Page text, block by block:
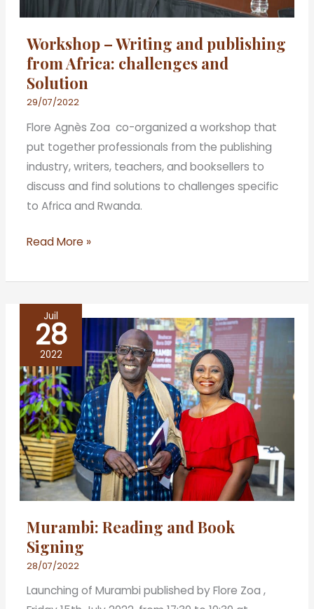
Workshop – Writing and publishing
from Africa: challenges and
Solution
29/07/2022
Flore Agnès Zoa co-organized a workshop that
put together professionals from the publishing
industry, writers, teachers, and booksellers to
discuss and find solutions to challenges specific
to Africa and Rwanda.
Read More »
Juil
28
2022
Murambi: Reading and Book
Signing
28/07/2022
Launching of Murambi published by Flore Zoa ,
Murambi:
Reading
and
Book
Signing